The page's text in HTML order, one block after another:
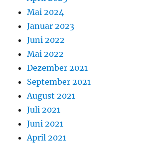
Mai 2024
Januar 2023
Juni 2022
Mai 2022
Dezember 2021
September 2021
August 2021
Juli 2021
Juni 2021
April 2021